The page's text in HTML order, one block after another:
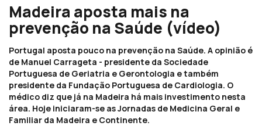
Madeira aposta mais na
prevenção na Saúde (vídeo)
Portugal aposta pouco na prevenção na Saúde. A opinião é
de Manuel Carrageta - presidente da Sociedade
Portuguesa de Geriatria e Gerontologia e também
presidente da Fundação Portuguesa de Cardiologia. O
médico diz que já na Madeira há mais investimento nesta
área. Hoje iniciaram-se as Jornadas de Medicina Geral e
Familiar da Madeira e Continente.